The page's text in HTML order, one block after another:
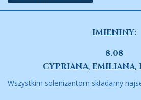
IMIENINY:
8.08
CYPRIANA,
Wszystkim solenizantom składamy